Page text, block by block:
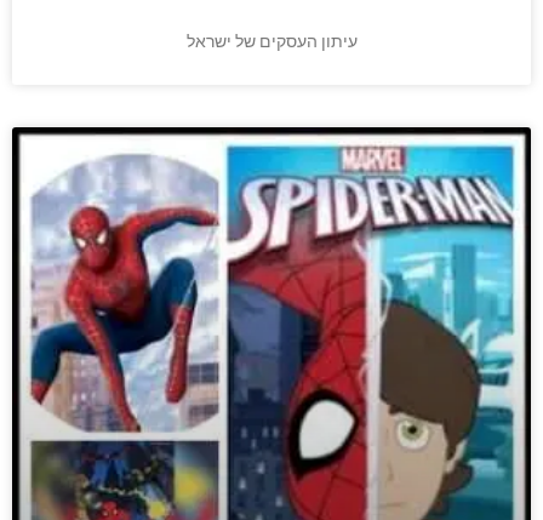
עיתון העסקים של ישראל